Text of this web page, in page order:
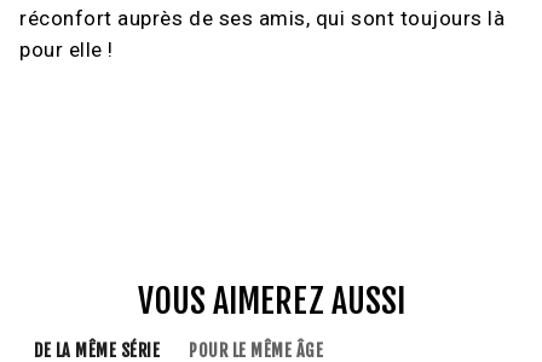
réconfort auprès de ses amis, qui sont toujours là
pour elle !
VOUS AIMEREZ AUSSI
DE LA MÊME SÉRIE POUR LE MÊME ÂGE